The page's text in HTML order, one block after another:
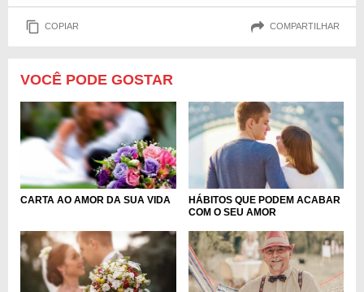
COPIAR COMPARTILHAR
VOCÊ PODE GOSTAR
CARTA AO AMOR DA SUA VIDA
HÁBITOS QUE PODEM ACABAR
COM O SEU AMOR